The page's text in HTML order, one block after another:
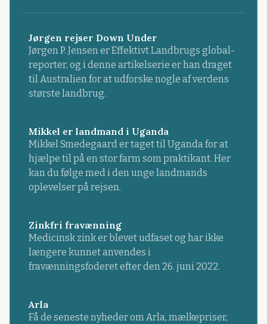
Jørgen rejser Down Under
Jørgen P. Jensen er Effektivt Landbrugs global-
reporter, og i denne artikelserie er han draget
til Australien for at udforske nogle af verdens
største landbrug.
Mikkel er landmand i Uganda
Mikkel Smedegaard er taget til Uganda for at
hjælpe til på en stor farm som praktikant. Her
kan du følge med i den unge landmands
oplevelser på rejsen.
Zinkfri fravænning
Medicinsk zink er blevet udfaset og har ikke
længere kunnet anvendes i
fravænningsfoderet efter den 26. juni 2022.
Arla
Få de seneste nyheder om Arla, mælkepriser,